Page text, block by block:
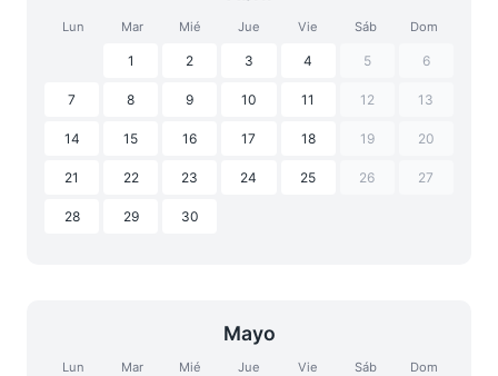
Lun Mar Mié Jue Vie Sáb Dom
1 2 3 4 5 6
7 8 9 10 11 12 13
14 15 16 17 18 19 20
21 22 23 24 25 26 27
28 29 30
Mayo
Lun Mar Mié Jue Vie Sáb Dom